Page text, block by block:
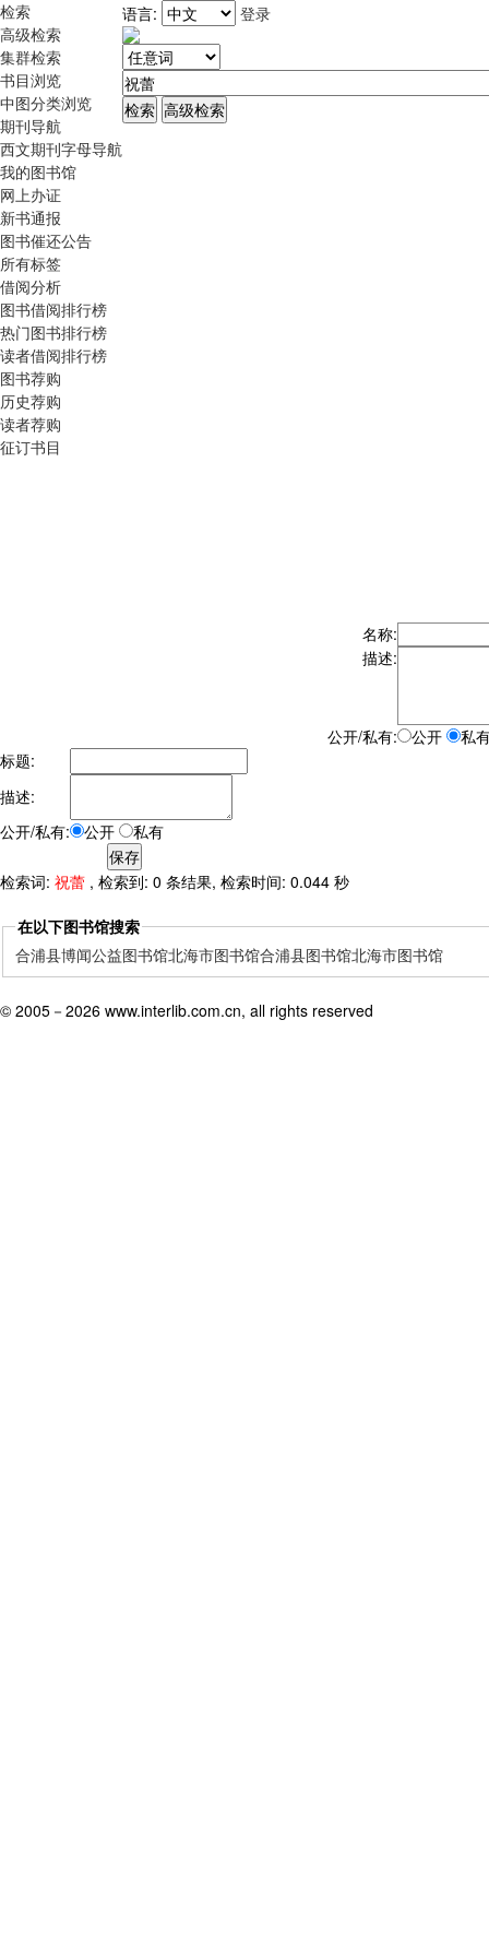
检索
高级检索
集群检索
书目浏览
中图分类浏览
期刊导航
西文期刊字母导航
我的图书馆
网上办证
新书通报
图书催还公告
所有标签
借阅分析
图书借阅排行榜
热门图书排行榜
读者借阅排行榜
图书荐购
历史荐购
读者荐购
征订书目
语言: 登录
名称:
描述:
公开/私有: 公开
私
标题:
描述:
公开/私有:
公开 私有
检索词: 祝蕾 , 检索到: 0 条结果, 检索时间: 0.044 秒
在以下图书馆搜索
合浦县博闻公益图书馆北海市图书馆合浦县图书馆北海市图书馆
© 2005－ 2026 www.interlib.com.cn, all rights reserved